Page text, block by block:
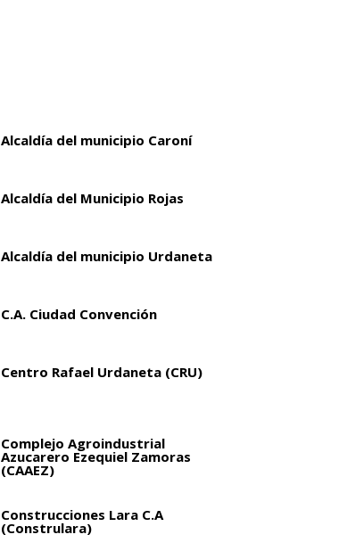
Alcaldía del municipio Caroní
Alcaldía del Municipio Rojas
Alcaldía del municipio Urdaneta
C.A. Ciudad Convención
Centro Rafael Urdaneta (CRU)
Complejo Agroindustrial
Azucarero Ezequiel Zamoras
(CAAEZ)
Construcciones Lara C.A
(Construlara)